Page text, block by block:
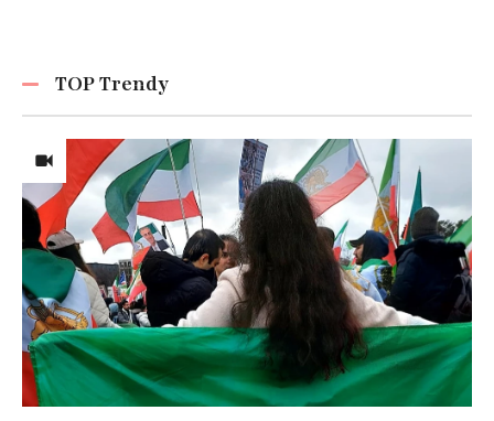
TOP Trendy